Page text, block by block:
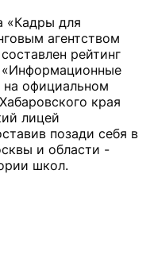
«Кадры для
агентством
рейтинг
на официальном
края
лицей
позади себя в
и области -
школ.